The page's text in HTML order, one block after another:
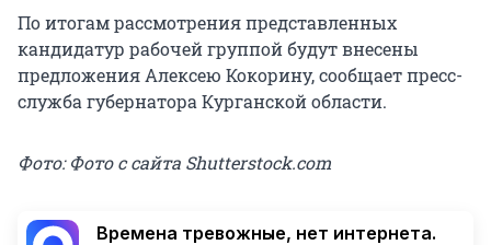
По итогам рассмотрения представленных
кандидатур рабочей группой будут внесены
предложения Алексею Кокорину, сообщает пресс-
служба губернатора Курганской области.
Фото: Фото с сайта Shutterstock.com
Времена тревожные, нет интернета.